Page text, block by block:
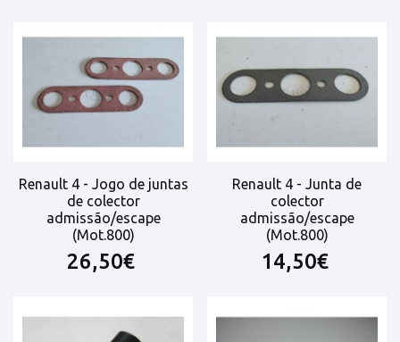
Renault 4 - Jogo de juntas
de colector
admissão/escape
(Mot.800)
26,50€
Renault 4 - Junta de
colector
admissão/escape
(Mot.800)
14,50€